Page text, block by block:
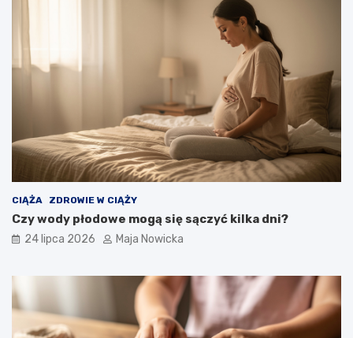
CIĄŻA ZDROWIE W CIĄŻY
Czy wody płodowe mogą się sączyć kilka dni?
24 lipca 2026 Maja Nowicka